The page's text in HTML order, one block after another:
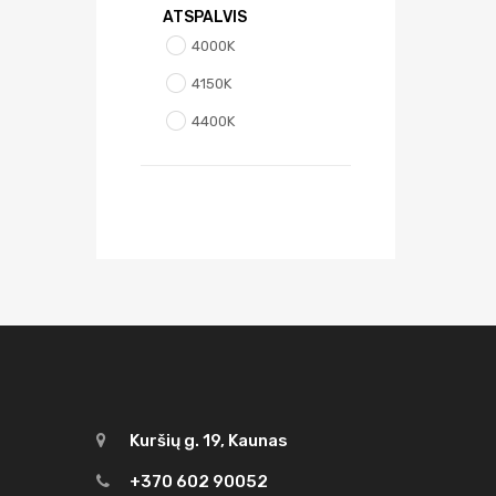
ATSPALVIS
4000K
4150K
4400K
Kuršių g. 19, Kaunas
+370 602 90052